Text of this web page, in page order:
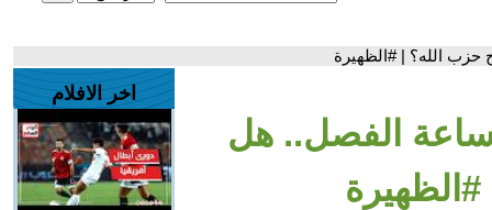
الله؟ | #الظهيرة
ساعة الفصل.. هل
اخر الافلام